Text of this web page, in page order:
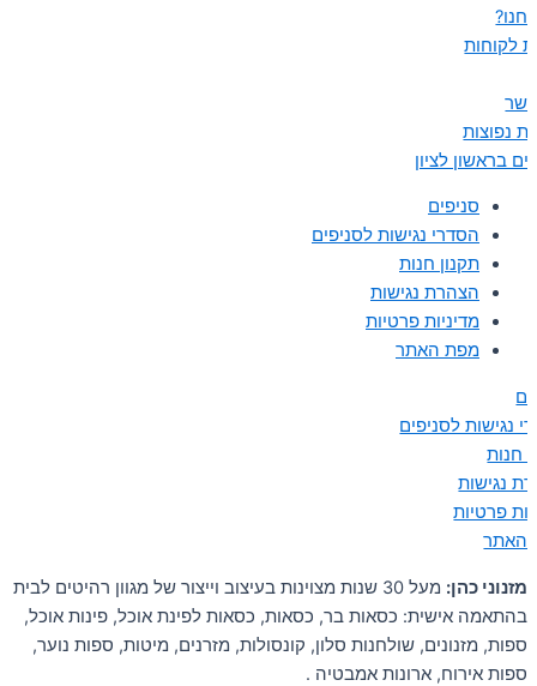
לקוחות
נפוצות
בראשון לציון
סניפים
הסדרי נגישות לסניפים
תקנון חנות
הצהרת נגישות
מדיניות פרטיות
מפת האתר
נגישות לסניפים
חנות
נגישות
פרטיות
האתר
מזנוני כהן:
מעל 30 שנות מצוינות בעיצוב וייצור של מגוון רהיטים לבית
בהתאמה אישית: כסאות בר, כסאות, כסאות לפינת אוכל, פינות אוכל,
ספות, מזנונים, שולחנות סלון, קונסולות, מזרנים, מיטות, ספות נוער,
ספות אירוח, ארונות אמבטיה .